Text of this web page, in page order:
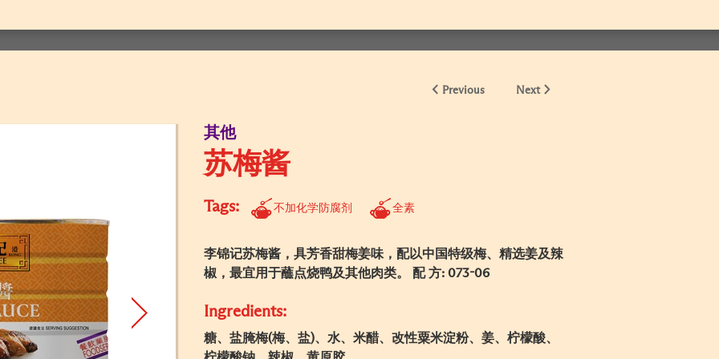
Previous Next
其他
苏梅酱
Tags: 不加化学防腐剂 全素
李锦记苏梅酱，具芳香甜梅姜味，配以中国特级梅、精选姜及辣
椒，最宜用于蘸点烧鸭及其他肉类。 配 方: 073-06
Ingredients:
糖、盐腌梅(梅、盐)、水、米醋、改性粟米淀粉、姜、柠檬酸、